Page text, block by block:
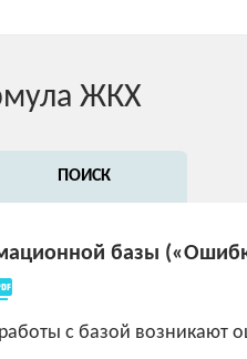
ЖКХ
ПОИСК
базы
с базой